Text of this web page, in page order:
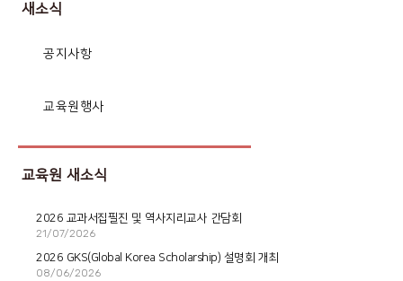
새소식
공지사항
교육원행사
교육원 새소식
2026 교과서집필진 및 역사지리교사 간담회
21/07/2026
2026 GKS(Global Korea Scholarship) 설명회 개최
08/06/2026